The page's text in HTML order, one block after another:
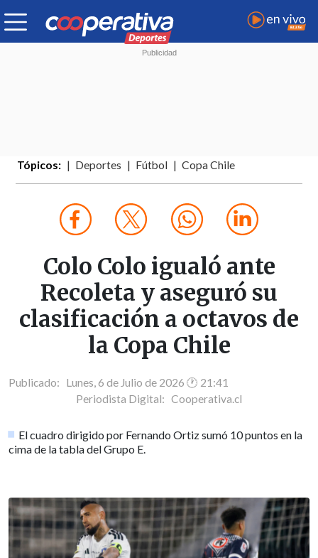
Tópicos: Deportes Fútbol Copa Chile
Colo Colo igualó ante
Recoleta y aseguró su
clasificación a octavos de
la Copa Chile
Publicado: Lunes, 6 de Julio de 2026 🕐 21:41
Periodista Digital: Cooperativa.cl
El cuadro dirigido por Fernando Ortiz sumó 10 puntos en la
cima de la tabla del Grupo E.